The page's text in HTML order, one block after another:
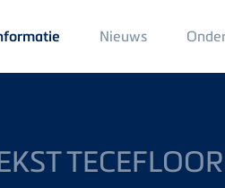
Nieuws
2